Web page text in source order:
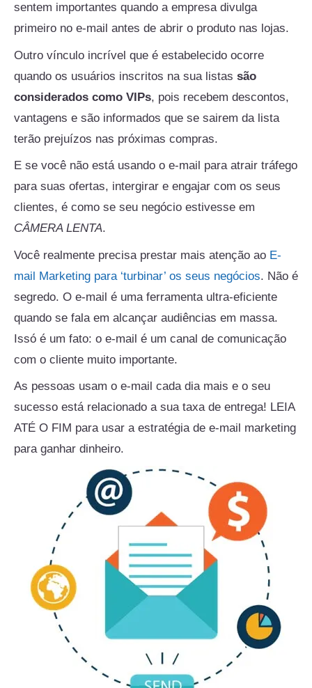
sentem importantes quando a empresa divulga
primeiro no e-mail antes de abrir o produto nas lojas.
Outro vínculo incrível que é estabelecido ocorre
quando os usuários inscritos na sua listas são
considerados como VIPs, pois recebem descontos,
vantagens e são informados que se sairem da lista
terão prejuízos nas próximas compras.
E se você não está usando o e-mail para atrair tráfego
para suas ofertas, intergirar e engajar com os seus
clientes, é como se seu negócio estivesse em
CÂMERA LENTA.
Você realmente precisa prestar mais atenção ao E-
mail Marketing para ‘turbinar’ os seus negócios. Não é
segredo. O e-mail é uma ferramenta ultra-eficiente
quando se fala em alcançar audiências em massa.
Issó é um fato: o e-mail é um canal de comunicação
com o cliente muito importante.
As pessoas usam o e-mail cada dia mais e o seu
sucesso está relacionado a sua taxa de entrega! LEIA
ATÉ O FIM para usar a estratégia de e-mail marketing
para ganhar dinheiro.